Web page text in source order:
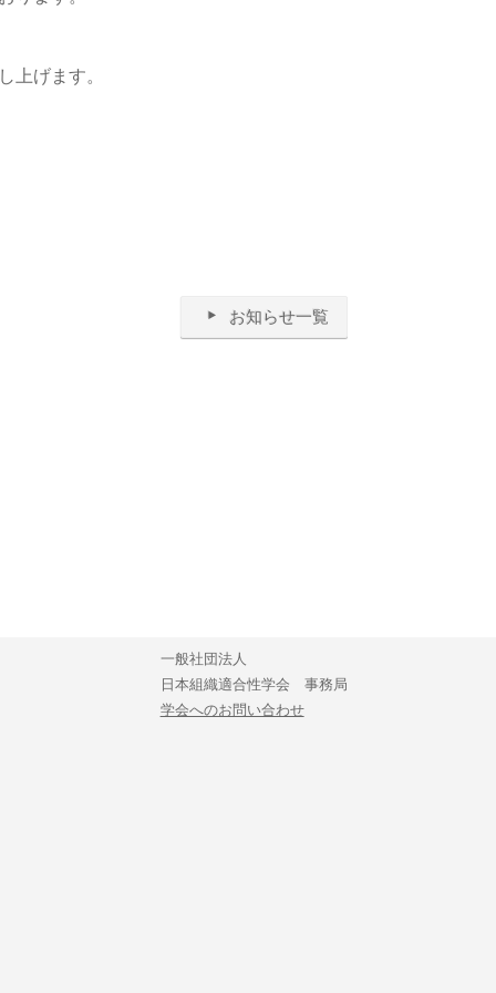
上げます。
お知らせ一覧
一般社団法人
日本組織適合性学会 事務局
学会へのお問い合わせ